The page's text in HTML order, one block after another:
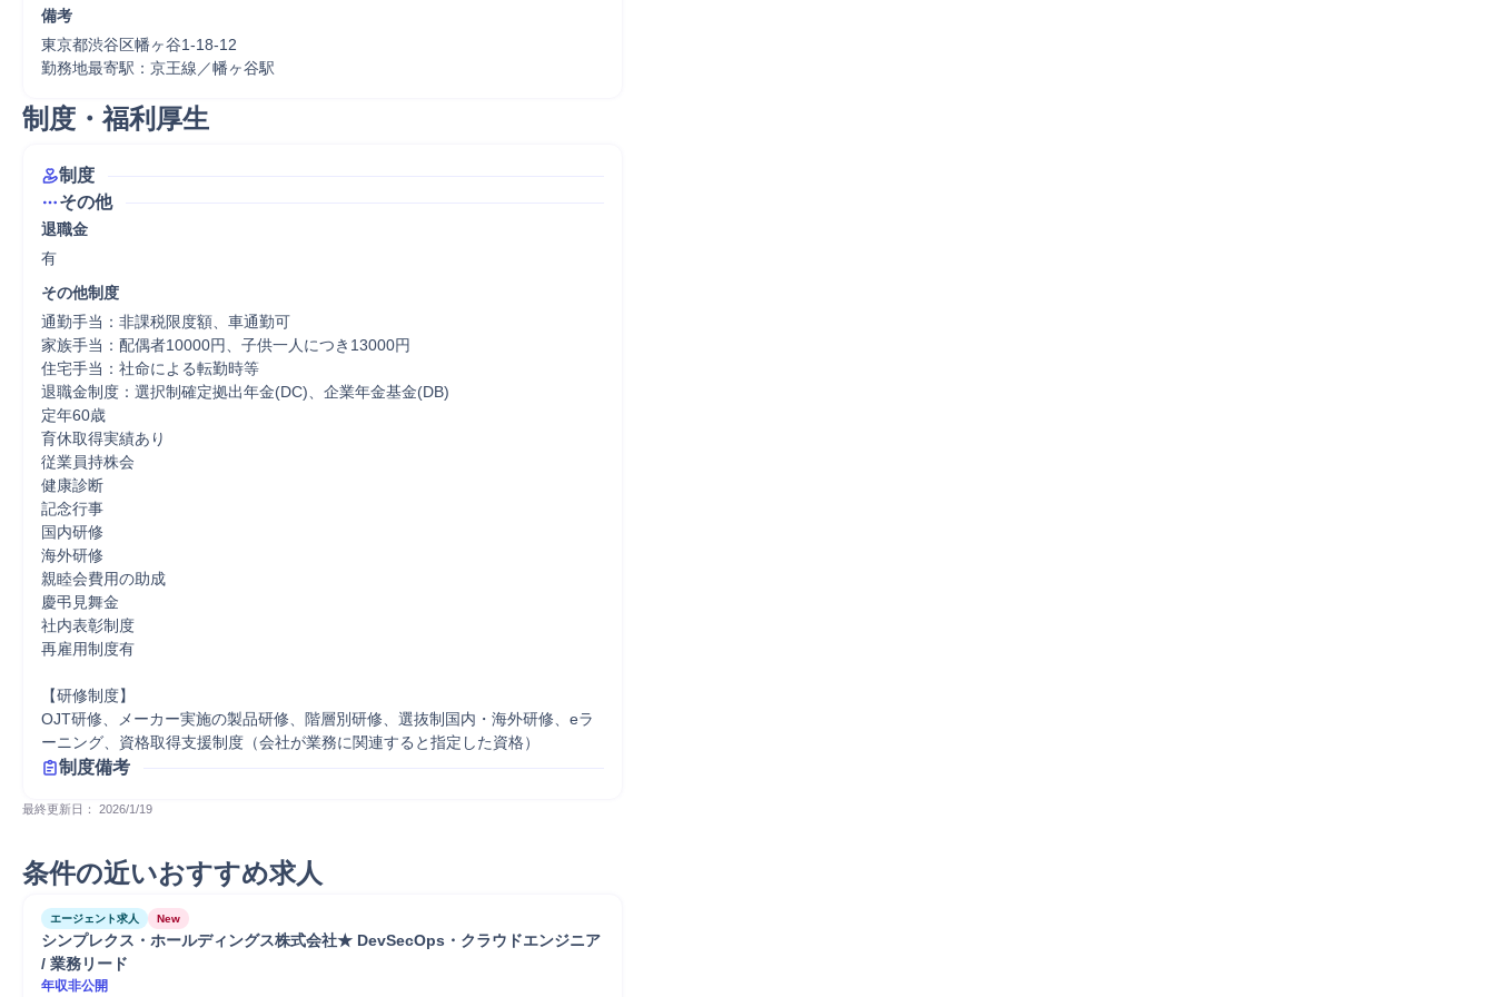
備考
東京都渋谷区幡ヶ谷1-18-12
勤務地最寄駅：京王線／幡ヶ谷駅
制度・福利厚生
制度
その他
退職金
有
その他制度
通勤手当：非課税限度額、車通勤可
家族手当：配偶者10000円、子供一人につき13000円
住宅手当：社命による転勤時等
退職金制度：選択制確定拠出年金(DC)、企業年金基金(DB)
定年60歳
育休取得実績あり
従業員持株会
健康診断
記念行事
国内研修
海外研修
親睦会費用の助成
慶弔見舞金
社内表彰制度
再雇用制度有
【研修制度】
OJT研修、メーカー実施の製品研修、階層別研修、選抜制国内・海外研修、eラ
ーニング、資格取得支援制度（会社が業務に関連すると指定した資格）
制度備考
最終更新日： 2026/1/19
条件の近いおすすめ求人
エージェント求人 New
シンプレクス・ホールディングス株式会社★ DevSecOps・クラウドエンジニア
/ 業務リード
年収非公開